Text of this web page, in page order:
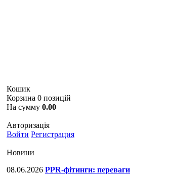
Кошик
Корзина 0 позицій
На сумму 0.00
Авторизація
Войти Регистрация
Новини
08.06.2026 PPR-фітинги: переваги